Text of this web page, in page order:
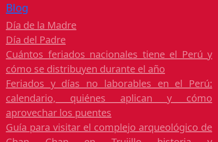
Blog
Día de la Madre
Día del Padre
Cuántos feriados nacionales tiene el Perú y
cómo se distribuyen durante el año
Feriados y días no laborables en el Perú:
calendario, quiénes aplican y cómo
aprovechar los puentes
Guía para visitar el complejo arqueológico de